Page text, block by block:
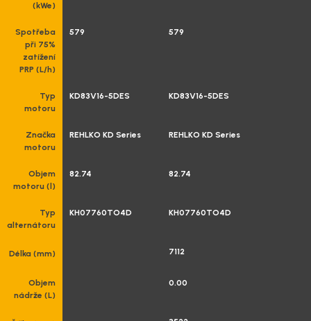
(kWe)
Spotřeba
při 75%
zatížení
PRP (L/h)
579 579
Typ
motoru
KD83V16-5DES KD83V16-5DES
Značka
motoru
REHLKO KD Series REHLKO KD Series
Objem
motoru (l)
82.74 82.74
Typ
alternátoru
KH07760TO4D KH07760TO4D
Délka (mm) 7112
Objem
nádrže (L)
0.00